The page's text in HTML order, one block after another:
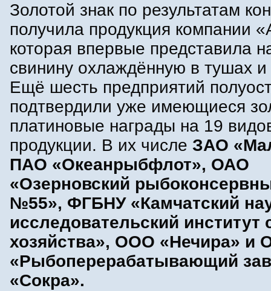
Золотой знак по результатам
получила продукция компании
которая впервые представила
свинину охлаждённую в тушах
Ещё шесть предприятий
подтвердили уже имеющиеся
платиновые награды на 19
продукции. В их числе ЗАО
ПАО «Океанрыбфлот», ОАО
«Озерновский
№55», ФГБНУ «Камчатский
исследовательский институт
хозяйства», ООО «Нечира» и
«Рыбоперерабатывающий
«Сокра».